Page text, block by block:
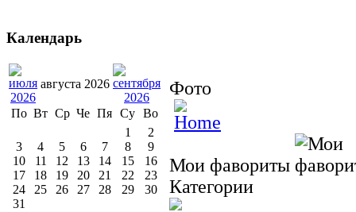
Фото
Мои фавориты
Категории
Календарь
августа 2026
По Вт Ср Че Пя Су Во
1
2
3
4 5 6 7 8
9
10
11 12 13 14 15
16
17
18 19 20 21 22
23
24
25 26 27 28 29
30
31